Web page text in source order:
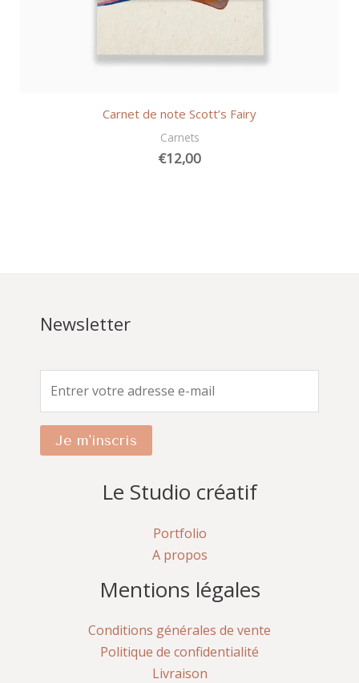
Carnet de note Scott’s Fairy
Carnets
€12,00
Newsletter
Je m'inscris
Le Studio créatif
Portfolio
A propos
Mentions légales
Conditions générales de vente
Politique de confidentialité
Livraison